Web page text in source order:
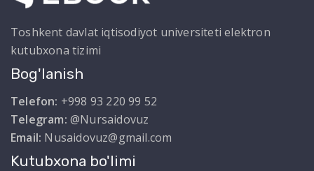
Toshkent davlat iqtisodiyot universiteti elektron
kutubxona tizimi
Bog'lanish
Telefon: +998 93 220 99 52
Telegram: @Nursaidovuz
Email: Nusaidovuz@gmail.com
Kutubxona bo'limi